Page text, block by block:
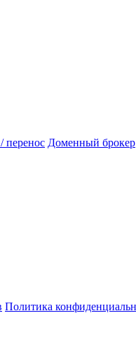
перенос Доменный брокер
Политика